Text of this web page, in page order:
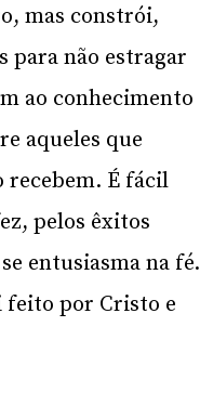
mas constrói,
para não estragar
ao conhecimento
aqueles que
recebem. É fácil
pelos êxitos
entusiasma na fé.
feito por Cristo e